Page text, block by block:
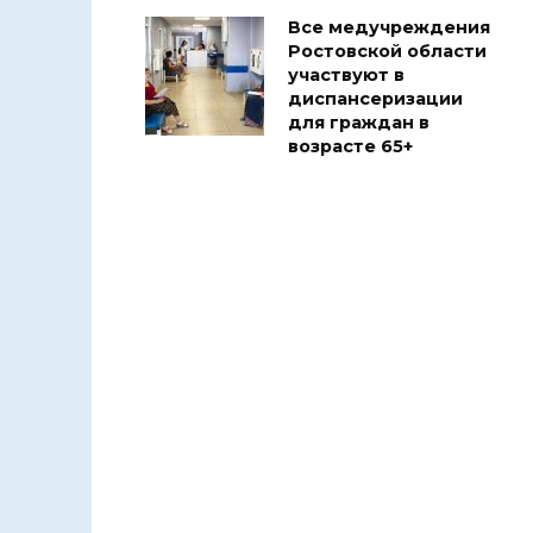
Все медучреждения
Ростовской области
участвуют в
диспансеризации
для граждан в
возрасте 65+